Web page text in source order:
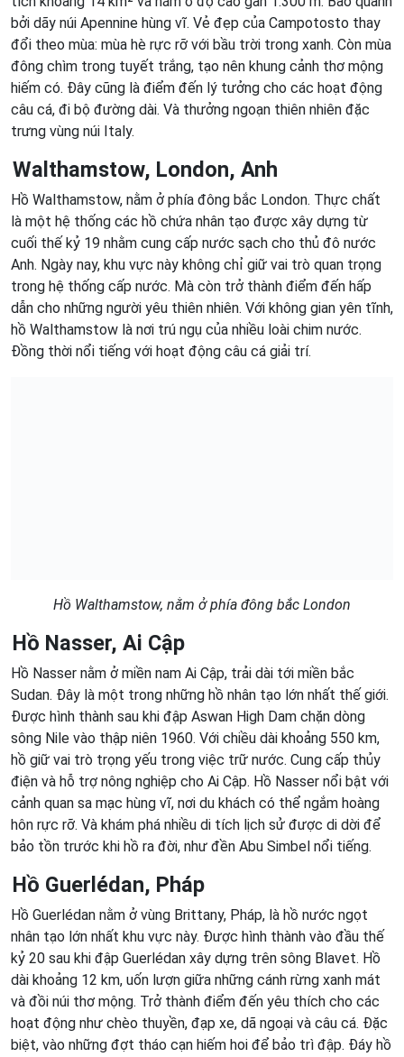
bởi dãy núi Apennine hùng vĩ. Vẻ đẹp của Campotosto thay
đổi theo mùa: mùa hè rực rỡ với bầu trời trong xanh. Còn mùa
đông chìm trong tuyết trắng, tạo nên khung cảnh thơ mộng
hiếm có. Đây cũng là điểm đến lý tưởng cho các hoạt động
câu cá, đi bộ đường dài. Và thưởng ngoạn thiên nhiên đặc
trưng vùng núi Italy.
Walthamstow, London, Anh
Hồ Walthamstow, nằm ở phía đông bắc London. Thực chất
là một hệ thống các hồ chứa nhân tạo được xây dựng từ
cuối thế kỷ 19 nhằm cung cấp nước sạch cho thủ đô nước
Anh. Ngày nay, khu vực này không chỉ giữ vai trò quan trọng
trong hệ thống cấp nước. Mà còn trở thành điểm đến hấp
dẫn cho những người yêu thiên nhiên. Với không gian yên tĩnh,
hồ Walthamstow là nơi trú ngụ của nhiều loài chim nước.
Đồng thời nổi tiếng với hoạt động câu cá giải trí.
Hồ Walthamstow, nằm ở phía đông bắc London
Hồ Nasser, Ai Cập
Hồ Nasser nằm ở miền nam Ai Cập, trải dài tới miền bắc
Sudan. Đây là một trong những hồ nhân tạo lớn nhất thế giới.
Được hình thành sau khi đập Aswan High Dam chặn dòng
sông Nile vào thập niên 1960. Với chiều dài khoảng 550 km,
hồ giữ vai trò trọng yếu trong việc trữ nước. Cung cấp thủy
điện và hỗ trợ nông nghiệp cho Ai Cập. Hồ Nasser nổi bật với
cảnh quan sa mạc hùng vĩ, nơi du khách có thể ngắm hoàng
hôn rực rỡ. Và khám phá nhiều di tích lịch sử được di dời để
bảo tồn trước khi hồ ra đời, như đền Abu Simbel nổi tiếng.
Hồ Guerlédan, Pháp
Hồ Guerlédan nằm ở vùng Brittany, Pháp, là hồ nước ngọt
nhân tạo lớn nhất khu vực này. Được hình thành vào đầu thế
kỷ 20 sau khi đập Guerlédan xây dựng trên sông Blavet. Hồ
dài khoảng 12 km, uốn lượn giữa những cánh rừng xanh mát
và đồi núi thơ mộng. Trở thành điểm đến yêu thích cho các
hoạt động như chèo thuyền, đạp xe, dã ngoại và câu cá. Đặc
biệt, vào những đợt tháo cạn hiếm hoi để bảo trì đập. Đáy hồ